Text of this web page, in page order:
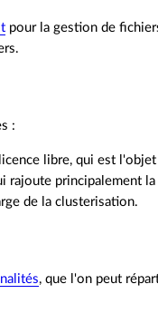
pour la gestion de
:
libre, qui est
rajoute principalement
de la clusterisation.
, que l'on peut